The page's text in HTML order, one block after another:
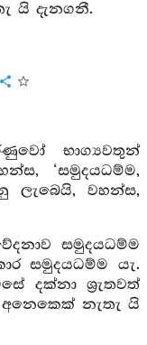
යි දැනගනී.
භාග්‍යවතුන්
‘සමුදයධම්ම,
ලැබෙයි, වහන්ස,
සමුදයධම්ම
සමුදයධම්ම යැ.
දක්නා ශ්‍රැතවත්
නැතැ යි